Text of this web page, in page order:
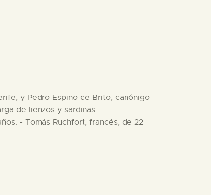
y Pedro Espino de Brito, canónigo
de lienzos y sardinas.
- Tomás Ruchfort, francés, de 22